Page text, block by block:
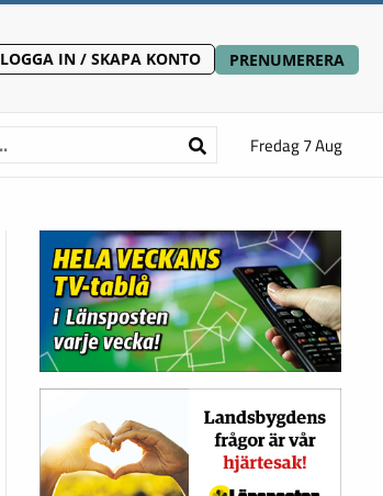
LOGGA IN / SKAPA KONTO PRENUMERERA
Fredag 7 Aug